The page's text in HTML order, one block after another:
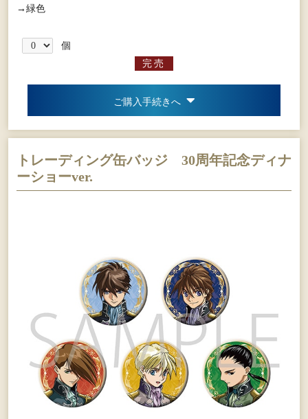
→緑色
個
完売
ご購入手続きへ
トレーディング缶バッジ 30周年記念ディナ
ーショーver.